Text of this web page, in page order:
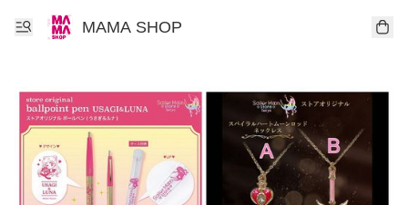
MAMA SHOP